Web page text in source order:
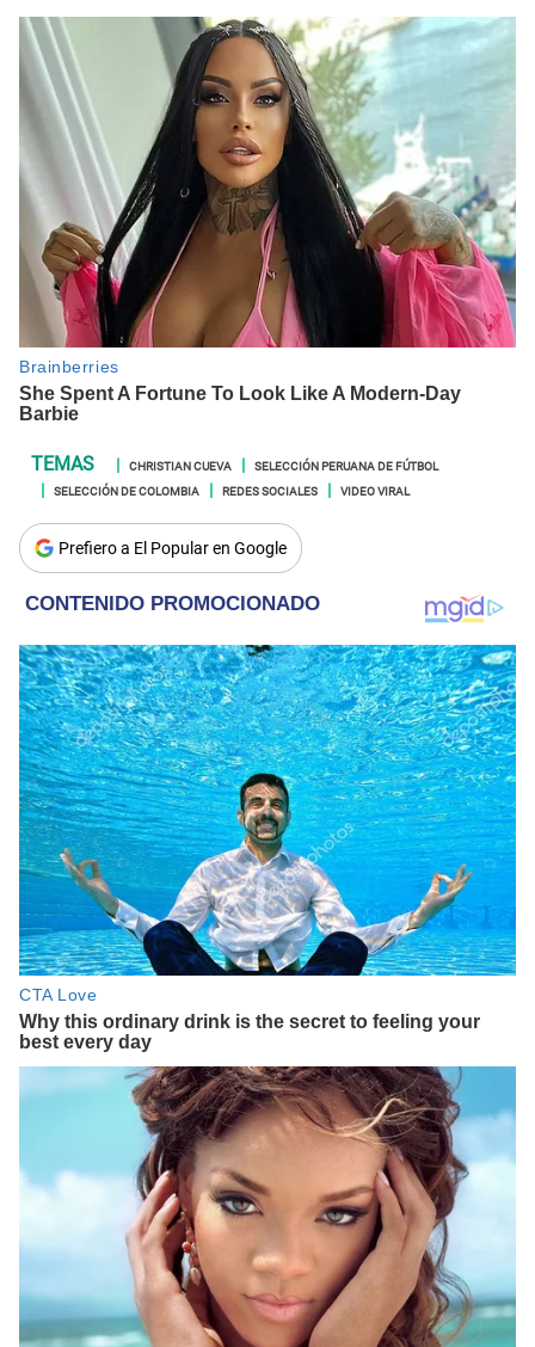
CHRISTIAN CUEVA
SELECCIÓN PERUANA DE FÚTBOL
SELECCIÓN DE COLOMBIA
REDES SOCIALES VIDEO VIRAL
Prefiero a El Popular en Google